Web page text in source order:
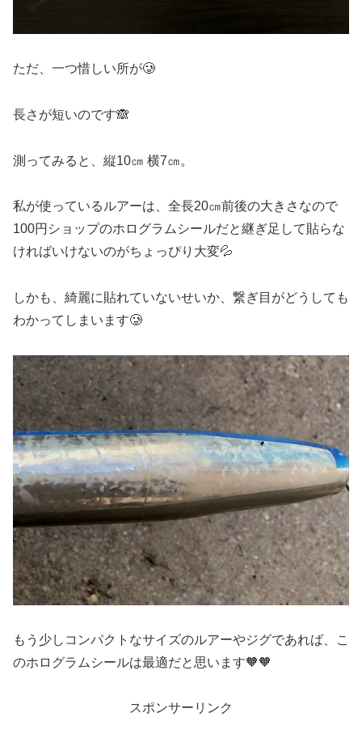
ただ、一つ惜しい所が🥲
長さが短いのです🙈
測ってみると、縦10㎝ 横7㎝。
私が使っているルアーは、全長20㎝前後の大きさなので
100円ショップのホログラムシールだと継ぎ足して貼らな
ければいけないのがちょっぴり大変💦
しかも、綺麗に貼れていないせいか、繋ぎ目がどうしても
わかってしまいます🥲
もう少しコンパクトなサイズのルアーやジグであれば、こ
のホログラムシールは最適だと思います🧡🧡
スポンサーリンク